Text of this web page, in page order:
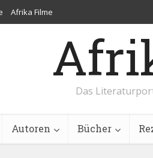
Afrika Filme
Das
Autoren Bücher